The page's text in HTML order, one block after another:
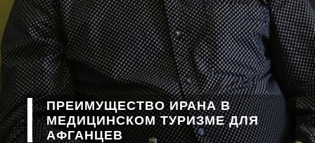
ПРЕИМУЩЕСТВО ИРАНА В
МЕДИЦИНСКОМ ТУРИЗМЕ ДЛЯ
АФГАНЦЕВ